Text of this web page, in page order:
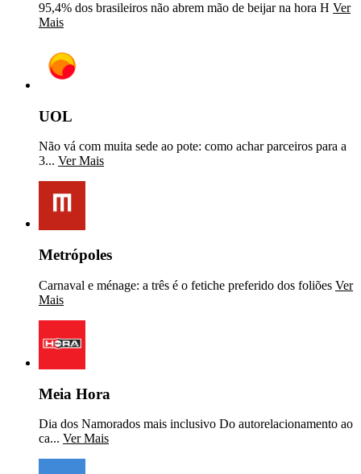
95,4% dos brasileiros não abrem mão de beijar na hora H Ver
Mais
UOL
Não vá com muita sede ao pote: como achar parceiros para a
3... Ver Mais
Metrópoles
Carnaval e ménage: a três é o fetiche preferido dos foliões Ver
Mais
Meia Hora
Dia dos Namorados mais inclusivo Do autorelacionamento ao
ca... Ver Mais